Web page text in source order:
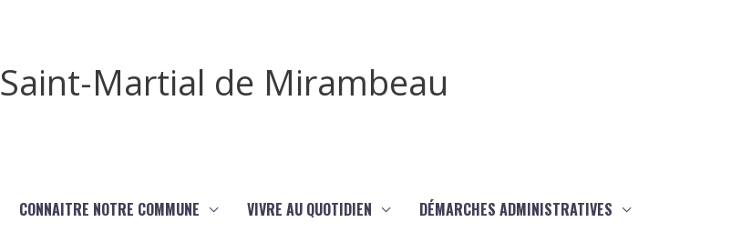
Saint-Martial de Mirambeau
CONNAITRE NOTRE COMMUNE VIVRE AU QUOTIDIEN DÉMARCHES ADMINISTRATIVES